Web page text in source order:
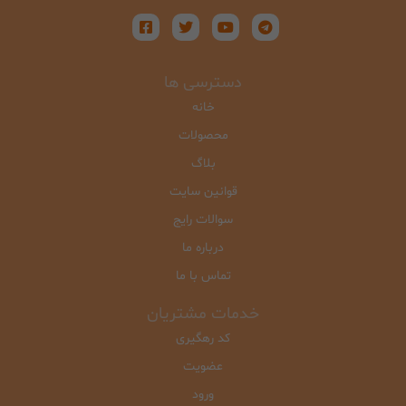
دسترسی ها
خانه
محصولات
بلاگ
قوانین سایت
سوالات رایج
درباره ما
تماس با ما
خدمات مشتریان
کد رهگیری
عضویت
ورود